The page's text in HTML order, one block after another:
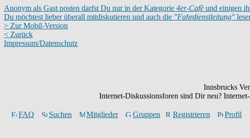
Anonym als Gast posten darfst Du nur in der Kategorie 4er-Cafè und einigen
Du möchtest lieber überall mitdiskutieren und auch die "Fahrdienstleitung"
> Zur Mobil-Version
< Zurück
Impressum/Datenschutz
Innsbrucks
Internet-Diskussionsforen sind Dir neu?
FAQ Suchen Mitglieder Gruppen Registrieren Profil